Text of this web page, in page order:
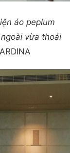
áo peplum
vừa thoải